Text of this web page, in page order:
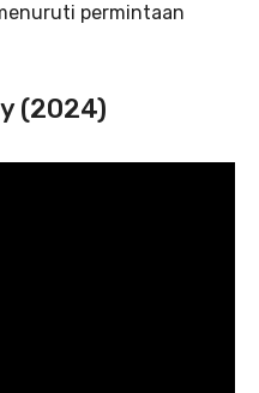
permintaan
(2024)